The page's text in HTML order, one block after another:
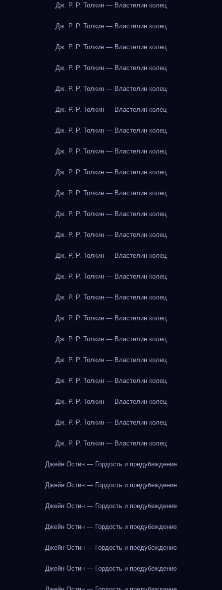
Дж. Р. Р. Толкин — Властелин колец
Дж. Р. Р. Толкин — Властелин колец
Дж. Р. Р. Толкин — Властелин колец
Дж. Р. Р. Толкин — Властелин колец
Дж. Р. Р. Толкин — Властелин колец
Дж. Р. Р. Толкин — Властелин колец
Дж. Р. Р. Толкин — Властелин колец
Дж. Р. Р. Толкин — Властелин колец
Дж. Р. Р. Толкин — Властелин колец
Дж. Р. Р. Толкин — Властелин колец
Дж. Р. Р. Толкин — Властелин колец
Дж. Р. Р. Толкин — Властелин колец
Дж. Р. Р. Толкин — Властелин колец
Дж. Р. Р. Толкин — Властелин колец
Дж. Р. Р. Толкин — Властелин колец
Дж. Р. Р. Толкин — Властелин колец
Дж. Р. Р. Толкин — Властелин колец
Дж. Р. Р. Толкин — Властелин колец
Дж. Р. Р. Толкин — Властелин колец
Дж. Р. Р. Толкин — Властелин колец
Дж. Р. Р. Толкин — Властелин колец
Дж. Р. Р. Толкин — Властелин колец
Джейн Остин — Гордость и предубеждение
Джейн Остин — Гордость и предубеждение
Джейн Остин — Гордость и предубеждение
Джейн Остин — Гордость и предубеждение
Джейн Остин — Гордость и предубеждение
Джейн Остин — Гордость и предубеждение